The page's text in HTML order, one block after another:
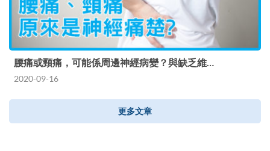
腰痛或頸痛，可能係周邊神經病變？與缺乏維…
2020-09-16
更多文章